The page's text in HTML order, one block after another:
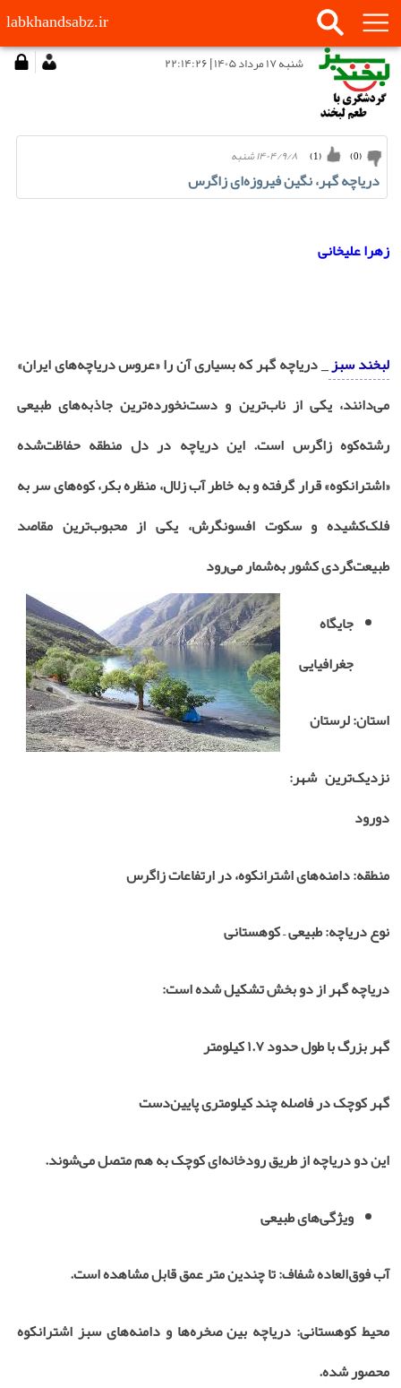
labkhandsabz.ir
شنبه ۱۷ مرداد ۱۴۰۵ | ۲۲:۱۴:۲۶
۱۴۰۴/۹/۸ شنبه (
1
) (
0
)
دریاچه گهر، نگین فیروزه‌ای زاگرس
زهرا علیخانی
لبخند سبز_ دریاچه گهر که بسیاری آن را «عروس دریاچه‌های ایران»
می‌دانند، یکی از ناب‌ترین و دست‌نخورده‌ترین جاذبه‌های طبیعی
رشته‌کوه زاگرس است. این دریاچه در دل منطقه حفاظت‌شده
«اشترانکوه» قرار گرفته و به خاطر آب زلال، منظره بکر، کوه‌های سر به
فلک‌کشیده و سکوت افسونگرش، یکی از محبوب‌ترین مقاصد
طبیعت‌گردی کشور به‌شمار می‌رود
جایگاه
جغرافیایی
استان: لرستان
نزدیک‌ترین شهر:
دورود
منطقه: دامنه‌های اشترانکوه، در ارتفاعات زاگرس
نوع دریاچه: طبیعی – کوهستانی
دریاچه گهر از دو بخش تشکیل شده است:
گهر بزرگ با طول حدود ۱.۷ کیلومتر
گهر کوچک در فاصله چند کیلومتری پایین‌دست
این دو دریاچه از طریق رودخانه‌ای کوچک به هم متصل می‌شوند.
ویژگی‌های طبیعی
آب فوق‌العاده شفاف: تا چندین متر عمق قابل مشاهده است.
محیط کوهستانی: دریاچه بین صخره‌ها و دامنه‌های سبز اشترانکوه
محصور شده.